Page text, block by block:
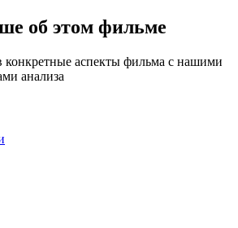
об этом фильме
конкретные аспекты фильма с нашими
анализа